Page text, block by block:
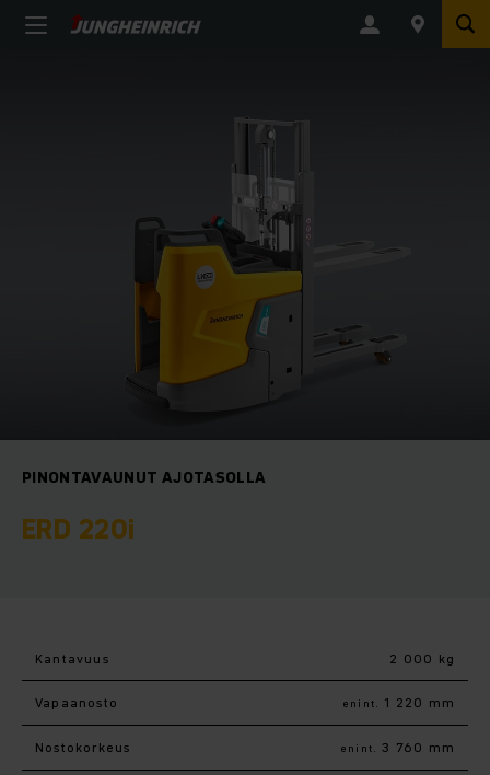
PINONTAVAUNUT AJOTASOLLA
ERD 220i
Kantavuus 2 000 kg
Vapaanosto enint. 1 220 mm
Nostokorkeus enint. 3 760 mm